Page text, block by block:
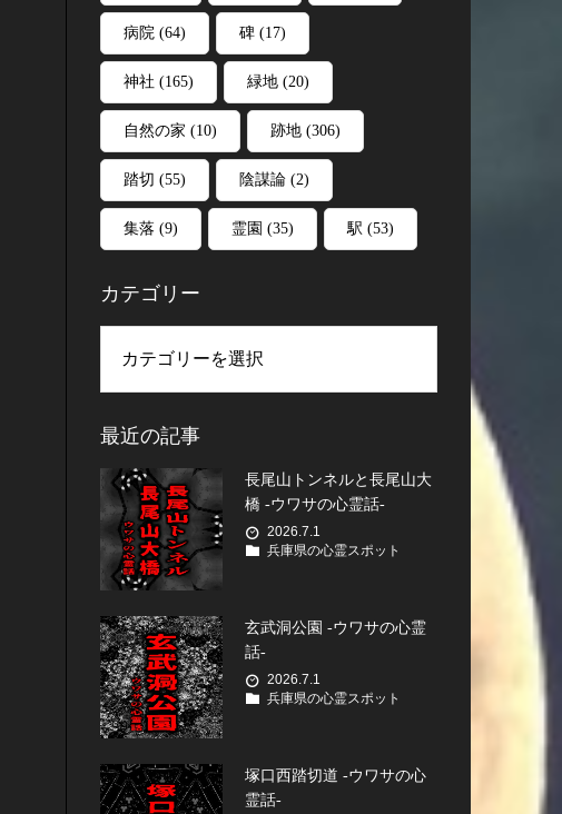
病院 (64) 碑 (17)
神社 (165) 緑地 (20)
自然の家 (10) 跡地 (306)
踏切 (55) 陰謀論 (2)
集落 (9) 霊園 (35) 駅 (53)
カテゴリー
最近の記事
長尾山トンネルと長尾山大
橋 -ウワサの心霊話-
2026.7.1
兵庫県の心霊スポット
玄武洞公園 -ウワサの心霊
話-
2026.7.1
兵庫県の心霊スポット
塚口西踏切道 -ウワサの心
霊話-